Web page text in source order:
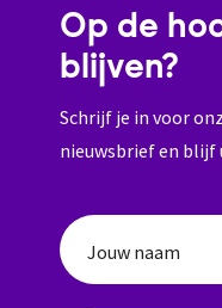
Op de
blijven?
Schrijf je in voor
nieuwsbrief en
Jouw naam